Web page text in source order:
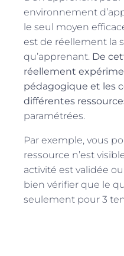
environnement
le seul moyen
est de réellement la
qu’apprenant. De
réellement
pédagogique et les
différentes
paramétrées.
Par exemple, vous
ressource n’est
activité est validée
bien vérifier que le
seulement pour 3